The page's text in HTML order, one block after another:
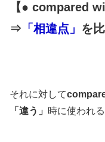
【● compared
⇒ 「相違点」 を
それに対して
「違う」 時に使われる